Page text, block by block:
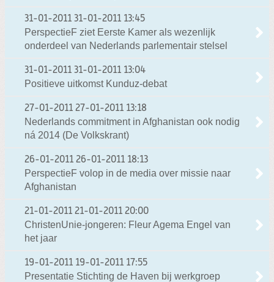
31-01-2011 31-01-2011 13:45
PerspectieF ziet Eerste Kamer als wezenlijk
onderdeel van Nederlands parlementair stelsel
31-01-2011 31-01-2011 13:04
Positieve uitkomst Kunduz-debat
27-01-2011 27-01-2011 13:18
Nederlands commitment in Afghanistan ook nodig
ná 2014 (De Volkskrant)
26-01-2011 26-01-2011 18:13
PerspectieF volop in de media over missie naar
Afghanistan
21-01-2011 21-01-2011 20:00
ChristenUnie-jongeren: Fleur Agema Engel van
het jaar
19-01-2011 19-01-2011 17:55
Presentatie Stichting de Haven bij werkgroep